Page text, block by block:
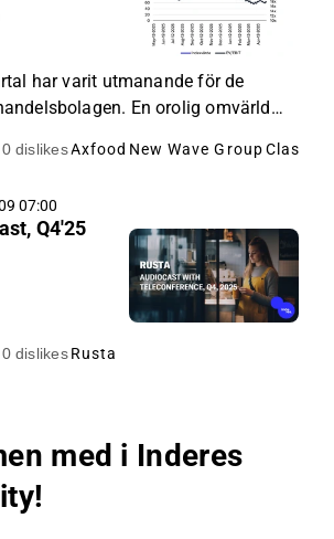
har varit utmanande för de
En orolig omvärld
nödvändiga inköp till förmån för
över investeringar i
som elektronik och varor till
0 dislikesAxfood New Wave GroupClas
07:00
Q4'25
0 dislikes Rusta
med i Inderes